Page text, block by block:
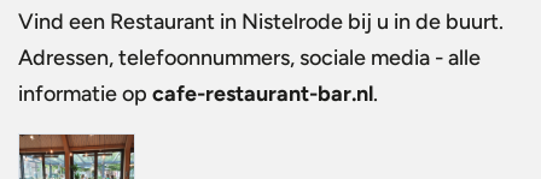
Vind een Restaurant in Nistelrode bij u in de buurt.
Adressen, telefoonnummers, sociale media - alle
informatie op cafe-restaurant-bar.nl.